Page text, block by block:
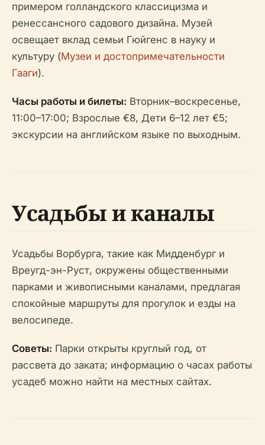
примером голландского классицизма и
ренессансного садового дизайна. Музей
освещает вклад семьи Гюйгенс в науку и
культуру (Музеи и достопримечательности
Гааги).
Часы работы и билеты: Вторник–воскресенье,
11:00–17:00; Взрослые €8, Дети 6–12 лет €5;
экскурсии на английском языке по выходным.
Усадьбы и каналы
Усадьбы Ворбурга, такие как Мидденбург и
Вреугд-эн-Руст, окружены общественными
парками и живописными каналами, предлагая
спокойные маршруты для прогулок и езды на
велосипеде.
Советы: Парки открыты круглый год, от
рассвета до заката; информацию о часах работы
усадеб можно найти на местных сайтах.